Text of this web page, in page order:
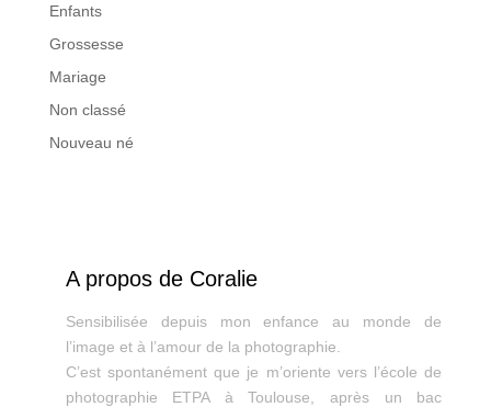
Enfants
Grossesse
Mariage
Non classé
Nouveau né
A propos de Coralie
Sensibilisée depuis mon enfance au monde de
l’image et à l’amour de la photographie.
C’est spontanément que je m’oriente vers l’école de
photographie ETPA à Toulouse, après un bac